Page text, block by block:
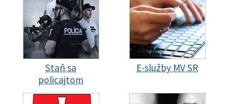
Staň sa
policajtom
E-služby MV SR